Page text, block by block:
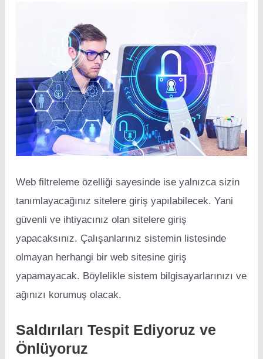
Web filtreleme özelliği sayesinde ise yalnızca sizin
tanımlayacağınız sitelere giriş yapılabilecek. Yani
güvenli ve ihtiyacınız olan sitelere giriş
yapacaksınız. Çalışanlarınız sistemin listesinde
olmayan herhangi bir web sitesine giriş
yapamayacak. Böylelikle sistem bilgisayarlarınızı ve
ağınızı korumuş olacak.
Saldırıları Tespit Ediyoruz ve
Önlüyoruz